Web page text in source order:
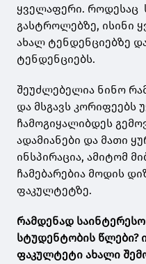
ყველაფერი. როდესაც
გასტროლებზე, ისინი
ახალ ტენდენციებზე
ტენდენციებს.
შეუძლებელია ნინო
და მსგავს კორიფეებს
ჩამოგიყალიბდეს
ადამიანები და მათი
ინსპირაცია, ამიტომ
ჩამებარებია მოდის
ფაკულტეტზე.
რამდენად
სტუდენტობის წლები?
ფაკულტეტი ახალი